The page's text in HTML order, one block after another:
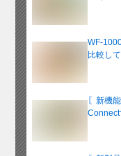
WF-
比較し
〖新機